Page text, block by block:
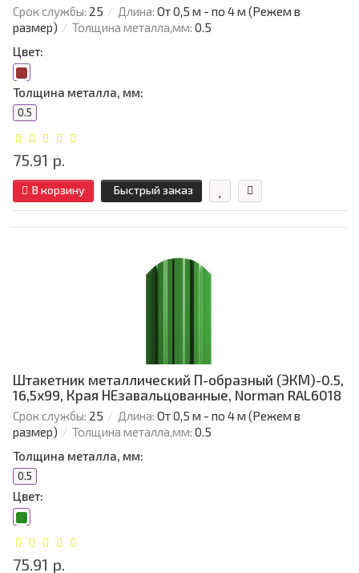
Срок службы: 25 Длина: От 0,5 м - по 4 м (Режем в
размер)
Толщина металла,мм: 0.5
Цвет:
Толщина металла, мм:
0.5
75.91 р.
В корзину Быстрый заказ
Штакетник металлический П-образный (ЭКМ)-0.5,
16,5х99, Края НЕзавальцованные, Norman RAL6018
Срок службы: 25 Длина: От 0,5 м - по 4 м (Режем в
размер)
Толщина металла,мм: 0.5
Толщина металла, мм:
0.5
Цвет:
75.91 р.